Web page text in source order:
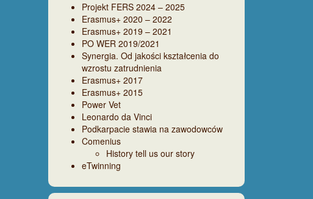
Projekt FERS 2024 – 2025
Erasmus+ 2020 – 2022
Erasmus+ 2019 – 2021
PO WER 2019/2021
Synergia. Od jakości kształcenia do
wzrostu zatrudnienia
Erasmus+ 2017
Erasmus+ 2015
Power Vet
Leonardo da Vinci
Podkarpacie stawia na zawodowców
Comenius
History tell us our story
eTwinning